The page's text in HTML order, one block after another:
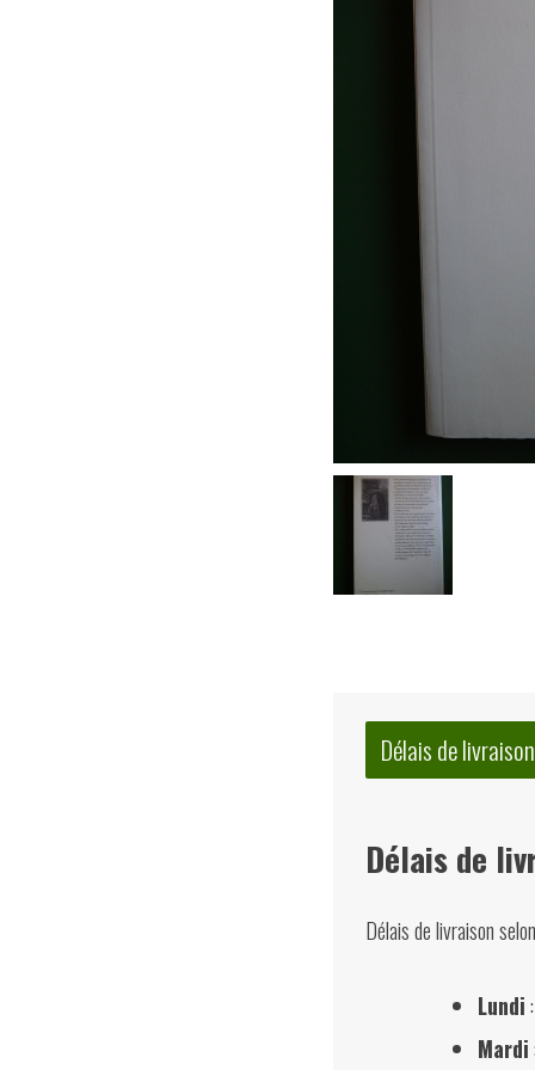
Délais de livraison
Délais de
Délais de livraison
Lundi
Mardi